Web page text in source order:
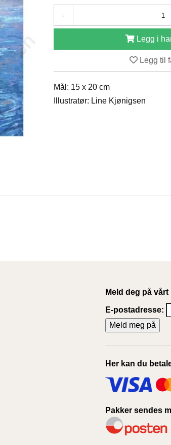
-
Legg i
Legg til
Mål: 15 x 20 cm
Illustratør: Line Kjønigsen
Meld deg på
E-postadresse:
Her kan du
Pakker sendes